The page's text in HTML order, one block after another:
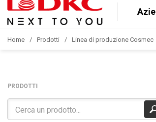
Home Prodotti Linea di produzione Cosmec
PRODOTTI